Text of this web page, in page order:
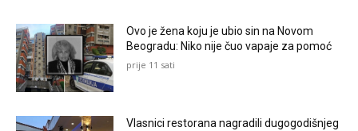
Ovo je žena koju je ubio sin na Novom
Beogradu: Niko nije čuo vapaje za pomoć
prije 11 sati
Vlasnici restorana nagradili dugogodišnjeg